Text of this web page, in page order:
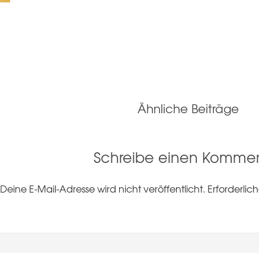
Ähnliche Beiträge
Schreibe einen
Deine E-Mail-Adresse wird nicht veröffentlicht.